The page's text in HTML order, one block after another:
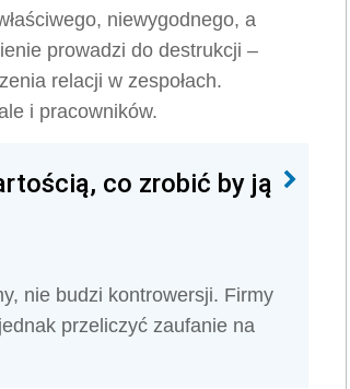
niewygodnego, a
prowadzi do destrukcji –
relacji w zespołach.
i pracowników.
co zrobić by ją
nie budzi kontrowersji. Firmy
przeliczyć zaufanie na